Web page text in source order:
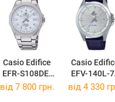
Casio Edifice
EFR-S108DE-
2A
Casio
EFV-140L-
від 7 800 грн. від 4 330